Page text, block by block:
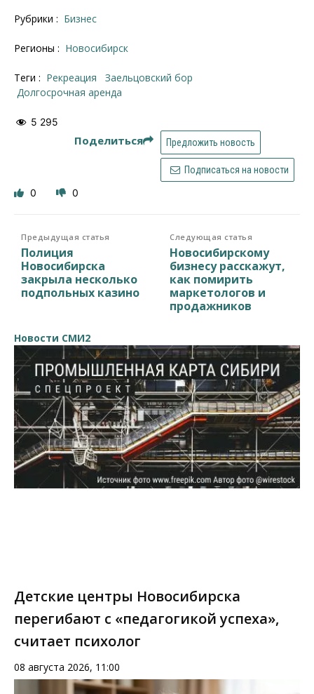
Рубрики : Бизнес
Регионы : Новосибирск
Теги : рекреация
Заельцовский бор
долгосрочная аренда
5 295
Поделиться Предложить новость
Подписаться на новости
0 0
Предыдущая статья
Полиция
Новосибирска
закрыла несколько
подпольных казино
Следующая статья
Новосибирскому
бизнесу расскажут,
как помирить
маркетологов и
продажников
Новости СМИ2
Детские центры Новосибирска
перегибают с «педагогикой успеха»,
считает психолог
08 августа 2026, 11:00